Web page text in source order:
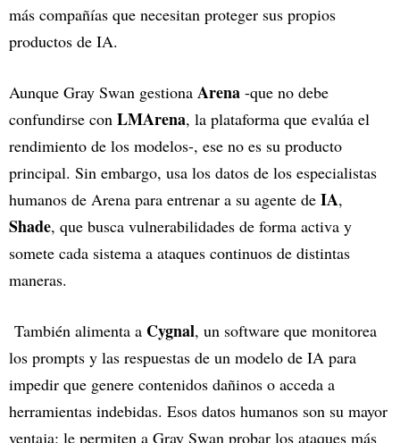
más compañías que necesitan proteger sus propios
productos de IA.
Aunque Gray Swan gestiona Arena -que no debe
confundirse con LMArena, la plataforma que evalúa el
rendimiento de los modelos-, ese no es su producto
principal. Sin embargo, usa los datos de los especialistas
humanos de Arena para entrenar a su agente de IA,
Shade, que busca vulnerabilidades de forma activa y
somete cada sistema a ataques continuos de distintas
maneras.
También alimenta a Cygnal, un software que monitorea
los prompts y las respuestas de un modelo de IA para
impedir que genere contenidos dañinos o acceda a
herramientas indebidas. Esos datos humanos son su mayor
ventaja: le permiten a Gray Swan probar los ataques más